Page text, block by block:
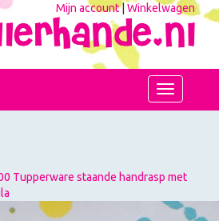
Mijn account|Winkelwagen
Toggle
navigation
Tupperware staande handrasp met